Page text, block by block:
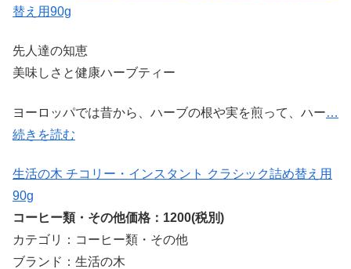
替え用90g
先人達の知恵
美味しさと健康ハーブティー
ヨーロッパでは昔から、ハーブの根や実を煎って、ハー…
続きを読む
生活の木 チコリー・インスタント クラシック詰め替え用
90g
コーヒー類・その他価格：1200(税別)
カテゴリ：コーヒー類・その他
ブランド：生活の木